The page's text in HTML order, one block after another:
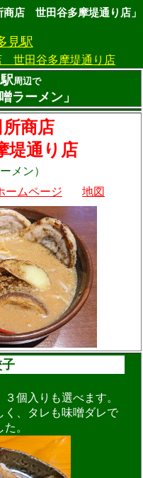
店 世田谷多摩堤通り店」
見駅
世田谷多摩堤通り店
周辺で
噌ラーメン」
商店
堤通り店
メン）
ームページ 地図
個入りも選べます。
く、タレも味噌ダレで
。